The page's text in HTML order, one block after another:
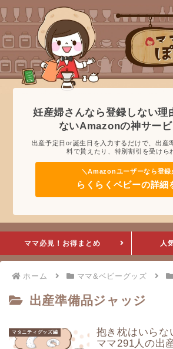
妊産婦さんなら登録しない理
ないAmazonの神サー
出産予定日or誕生日を入力するだけで、出産
料で貰えたり、特別割引を受けら
らくらくベビーの詳細
ママ必見！お得まとめ 人
ホーム ママ&ベビーグッズ
出産準備品ジャッジ
マタニティグッズ編
抱き枕はいらな
ママ291人の出